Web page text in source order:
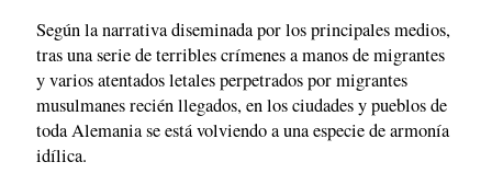
Según la narrativa diseminada por los principales medios,
tras una serie de terribles crímenes a manos de migrantes
y varios atentados letales perpetrados por migrantes
musulmanes recién llegados, en los ciudades y pueblos de
toda Alemania se está volviendo a una especie de armonía
idílica.